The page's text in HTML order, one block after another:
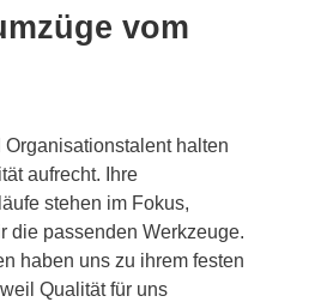
vom
Organisationstalent halten
aufrecht. Ihre
stehen im Fokus,
die passenden Werkzeuge.
haben uns zu ihrem festen
Qualität für uns